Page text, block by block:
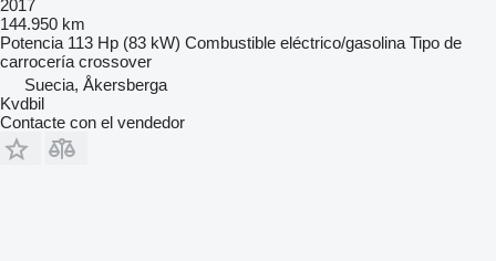
2017
144.950 km
Potencia 113 Hp (83 kW) Combustible eléctrico/gasolina Tipo de
carrocería crossover
Suecia, Åkersberga
Kvdbil
Contacte con el vendedor